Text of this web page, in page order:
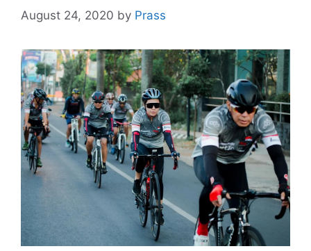
August 24, 2020 by Prass